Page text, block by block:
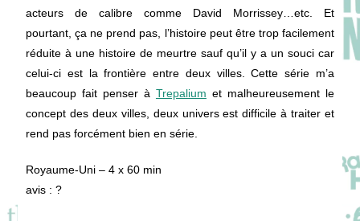
acteurs de calibre comme David Morrissey…etc. Et
pourtant, ça ne prend pas, l’histoire peut être trop facilement
réduite à une histoire de meurtre sauf qu’il y a un souci car
celui-ci est la frontière entre deux villes. Cette série m’a
beaucoup fait penser à Trepalium et malheureusement le
concept des deux villes, deux univers est difficile à traiter et
rend pas forcément bien en série.
Royaume-Uni – 4 x 60 min
avis : ?